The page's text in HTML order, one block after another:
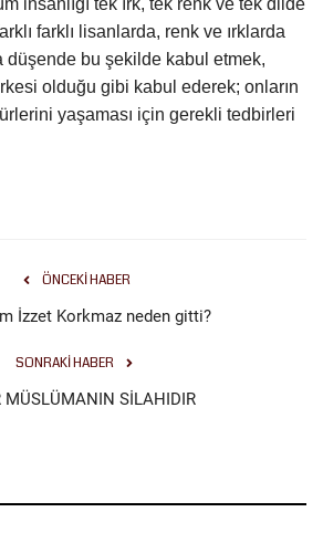
insanlığı tek ırk, tek renk ve tek dilde
farklı lisanlarda, renk ve ırklarda
düşende bu şekilde kabul etmek,
olduğu gibi kabul ederek; onların
yaşaması için gerekli tedbirleri
ÖNCEKI HABER
İzzet Korkmaz neden gitti?
SONRAKI HABER
MÜSLÜMANIN SİLAHIDIR